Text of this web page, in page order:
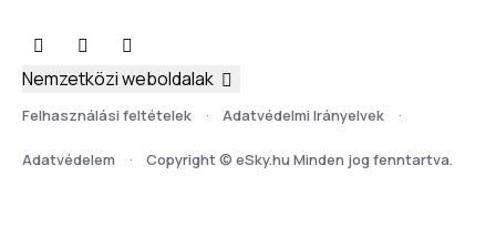
Felhasználási feltételek Adatvédelmi Irányelvek
Adatvédelem Copyright © eSky.hu Minden jog fenntartva.
Nemzetközi weboldalak